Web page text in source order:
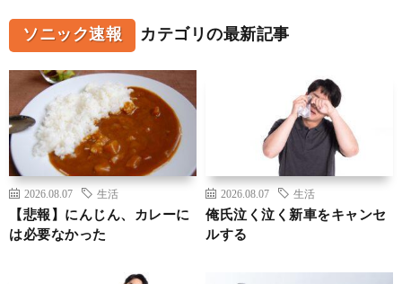
ソニック速報 カテゴリの最新記事
2026.08.07 生活
【悲報】にんじん、カレーに
は必要なかった
2026.08.07 生活
俺氏泣く泣く新車をキャンセ
ルする